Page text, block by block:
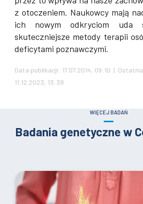
z otoczeniem. Naukowcy mają
ich nowym odkryciom uda
skuteczniejsze metody terapii
deficytami poznawczymi.
Data publikacji: 17.07.2014, 09:10 |
11.12.2023, 13:38
WIĘCEJ BADAŃ
Badania genetyczne w